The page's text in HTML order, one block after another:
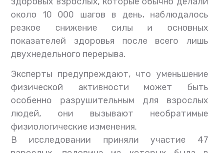
около 10 000 шагов в день, наблюдалось
резкое снижение силы и основных
показателей здоровья после всего лишь
двухнедельного перерыва.
Эксперты предупреждают, что уменьшение
физической активности может быть
особенно разрушительным для взрослых
людей, они вызывают необратимые
физиологические изменения.
В исследовании приняли участие 47